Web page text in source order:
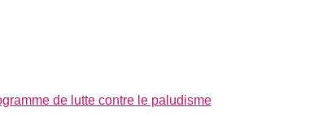
de lutte contre le paludisme